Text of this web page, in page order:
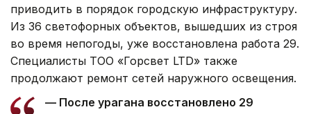
приводить в порядок городскую инфраструктуру.
Из 36 светофорных объектов, вышедших из строя
во время непогоды, уже восстановлена работа 29.
Специалисты ТОО «Горсвет LTD» также
продолжают ремонт сетей наружного освещения.
— После урагана восстановлено 29